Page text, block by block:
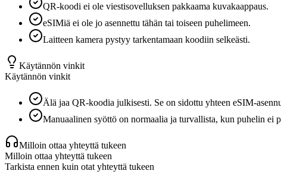
QR-koodi ei ole viestisovelluksen pakkaama kuvakaappaus.
eSIMiä ei ole jo asennettu tähän tai toiseen puhelimeen.
Laitteen kamera pystyy tarkentamaan koodiin selkeästi.
Käytännön vinkit
Käytännön vinkit
Älä jaa QR-koodia julkisesti. Se on sidottu yhteen eSIM-
Manuaalinen syöttö on normaalia ja turvallista, kun puhelin ei
Milloin ottaa yhteyttä tukeen
Milloin ottaa yhteyttä tukeen
Tarkista ennen kuin otat yhteyttä tukeen